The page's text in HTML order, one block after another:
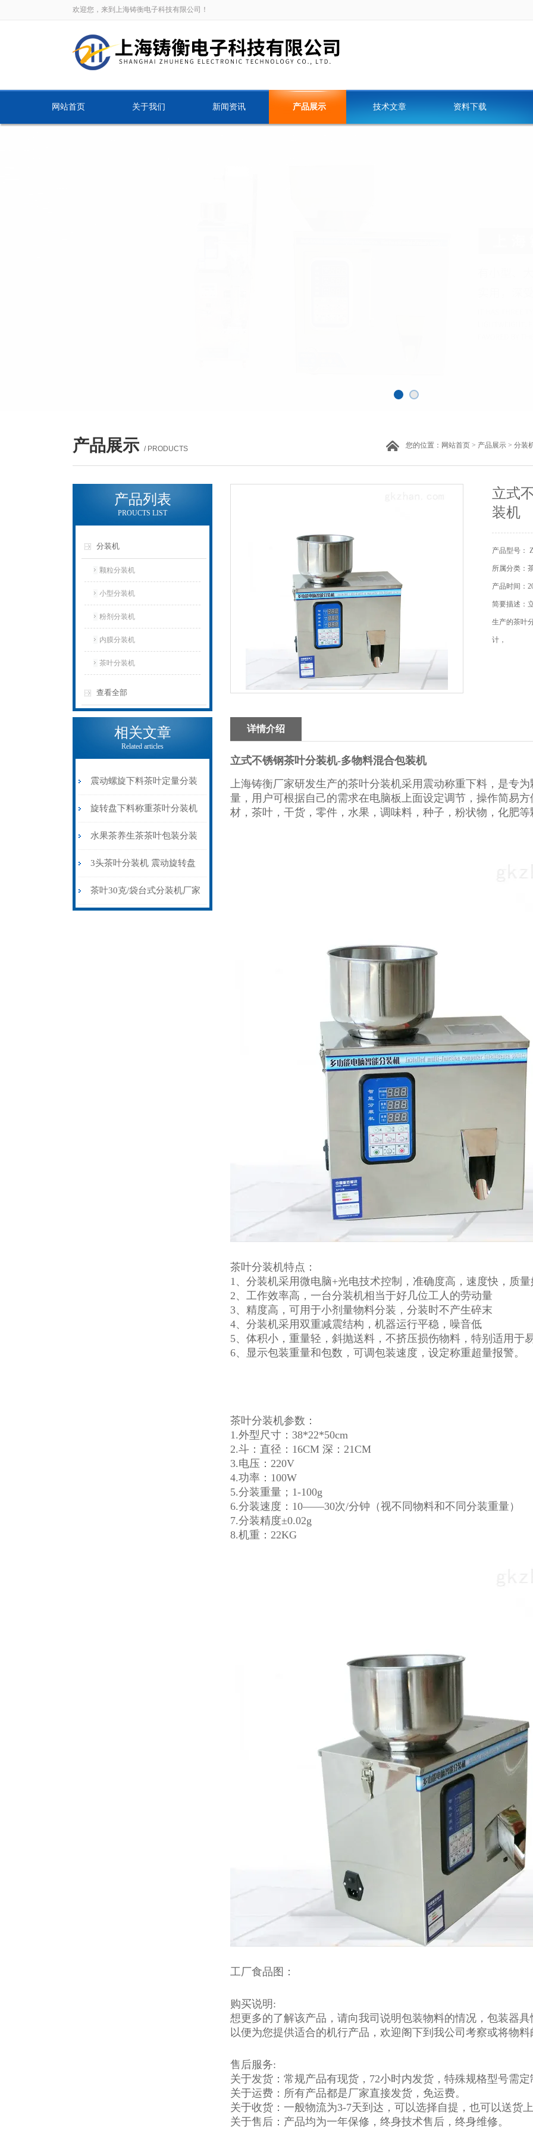
欢迎您，来到上海铸衡电子科技有限公司！
网站首页 关于我们 新闻资讯 产品展示 技术文章 资料下载
产品展示 / PRODUCTS 您的位置： 网站首页 > 产品展示 > 分装
产品列表
PROUCTS LIST
分装机
颗粒分装机
小型分装机
粉剂分装机
内膜分装机
茶叶分装机
查看全部
相关文章
Related articles
震动螺旋下料茶叶定量分装
机30-80克
旋转盘下料称重茶叶分装机
生产厂家
水果茶养生茶茶叶包装分装
机可定制多头
3头茶叶分装机 震动旋转盘
下料分包机
茶叶30克/袋台式分装机厂家
立式
装机
产品型号：
所属分类：
产品时间：
简要描述：
生产的茶叶
计，
详情介绍
立式不锈钢茶叶分装机-多物料混合包装机
上海铸衡厂家研发生产的茶叶分装机采用震动称重下料，是专
量，用户可根据自己的需求在电脑板上面设定调节，操作简易
材，茶叶，干货，零件，水果，调味料，种子，粉状物，化肥
茶叶分装机特点：
1、分装机采用微电脑+光电技术控制，准确度高，速度快，质量
2、工作效率高，一台分装机相当于好几位工人的劳动量
3、精度高，可用于小剂量物料分装，分装时不产生碎末
4、分装机采用双重减震结构，机器运行平稳，噪音低
5、体积小，重量轻，斜抛送料，不挤压损伤物料，特别适用于
6、显示包装重量和包数，可调包装速度，设定称重超量报警。
茶叶分装机参数：
1.外型尺寸：38*22*50cm
2.斗：直径：16CM 深：21CM
3.电压：220V
4.功率：100W
5.分装重量；1-100g
6.分装速度：10——30次/分钟（视不同物料和不同分装重量）
7.分装精度±0.02g
8.机重：22KG
工厂食品图：
购买说明:
想更多的了解该产品，请向我司说明包装物料的情况，包装器
以便为您提供适合的机行产品，欢迎阁下到我公司考察或将物
售后服务:
关于发货：常规产品有现货，72小时内发货，特殊规格型号需定
关于运费：所有产品都是厂家直接发货，免运费。
关于收货：一般物流为3-7天到达，可以选择自提，也可以送货
关于售后：产品均为一年保修，终身技术售后，终身维修。